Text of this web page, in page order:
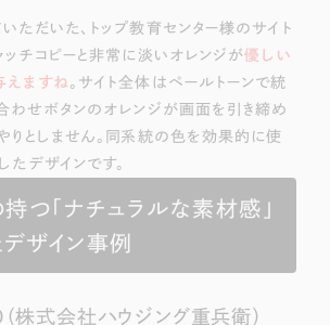
ただいた、トップ教育センター様のサイト
ッチコピーと非常に淡いオレンジが優しい
えますね 。サイト全体はペールトーンで統
わせボタンのオレンジが画面を引き締め
りとしません。同系統の色を効果的に使
たデザインです。
つ「ナチュラルな素材感」
ザイン事例
株式会社ハウジング重兵衛）